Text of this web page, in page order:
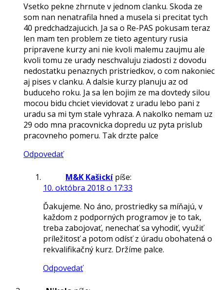
Vsetko pekne zhrnute v jednom clanku. Skoda ze
som nan nenatrafila hned a musela si precitat tych
40 predchadzajucich. Ja sa o Re-PAS pokusam teraz
len mam ten problem ze tieto agentury rusia
pripravene kurzy ani nie kvoli malemu zaujmu ale
kvoli tomu ze urady neschvaluju ziadosti z dovodu
nedostatku penaznych pristriedkov, o com nakoniec
aj pises v clanku. A dalsie kurzy planuju az od
buduceho roku. Ja sa len bojim ze ma dovtedy silou
mocou bidu chciet vievidovat z uradu lebo pani z
uradu sa mi tym stale vyhraza. A nakolko nemam uz
29 odo mna pracovnicka dopredu uz pyta prislub
pracovneho pomeru. Tak drzte palce
Odpovedať
M&K Kašickí píše:
10. októbra 2018 o 17:33
Ďakujeme. No áno, prostriedky sa míňajú, v
každom z podporných programov je to tak,
treba zabojovať, nenechať sa vyhodiť, využiť
príležitosť a potom odísť z úradu obohatená o
rekvalifikačný kurz. Držíme palce.
Odpovedať